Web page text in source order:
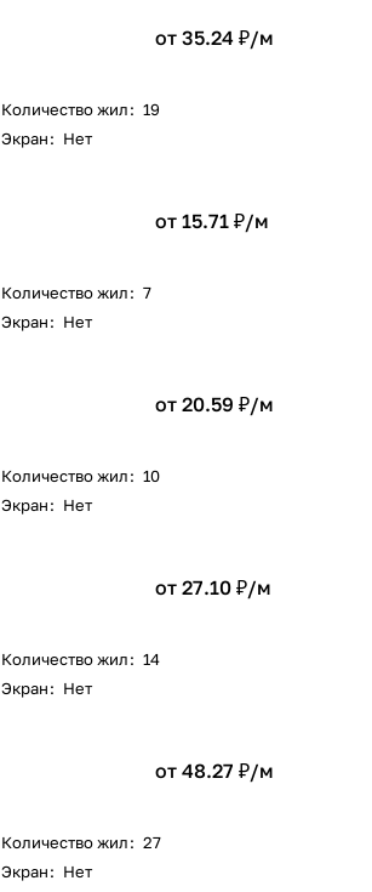
от 35.24 ₽/м
Количество жил: 19
Экран: Нет
от 15.71 ₽/м
Количество жил: 7
Экран: Нет
от 20.59 ₽/м
Количество жил: 10
Экран: Нет
от 27.10 ₽/м
Количество жил: 14
Экран: Нет
от 48.27 ₽/м
Количество жил: 27
Экран: Нет